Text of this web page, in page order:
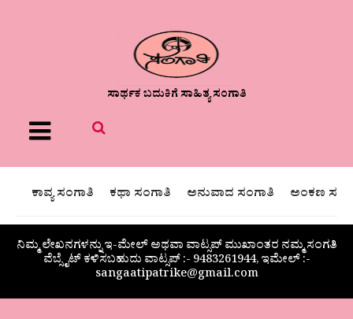
ಸಾರ್ಥಕ ಬದುಕಿಗೆ ಸಾಹಿತ್ಯ ಸಂಗಾತಿ
Menu
ಕಾವ್ಯ ಸಂಗಾತಿ ಕಥಾ ಸಂಗಾತಿ ಅನುವಾದ ಸಂಗಾತಿ ಅಂಕಣ
ನಿಮ್ಮ ಲೇಖನಗಳನ್ನು ಇ-ಮೇಲ್ ಅಥವಾ ವಾಟ್ಸಪ್ ಮುಖಾಂತರ ನಮ್ಮ ಸಂಗತಿ
ವೆಬ್ಸೈಟ್ ಕಳಿಸಬಹುದು ವಾಟ್ಸಪ್‌ :- 9483261944, ಇಮೇಲ್ :-
sangaatipatrike@gmail.com